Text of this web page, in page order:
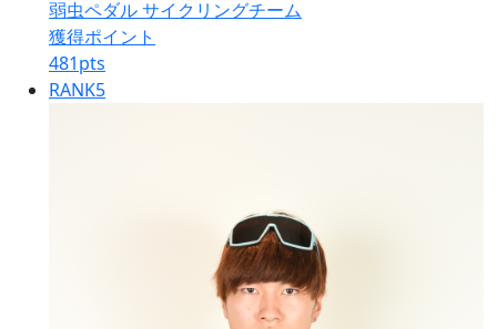
弱虫ペダル サイクリングチーム
獲得ポイント
481pts
RANK5